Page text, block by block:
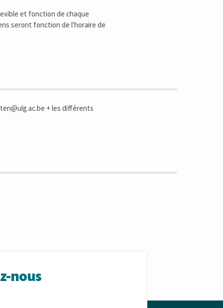
et fonction de chaque
seront fonction de l'horaire de
+ les différents
nous